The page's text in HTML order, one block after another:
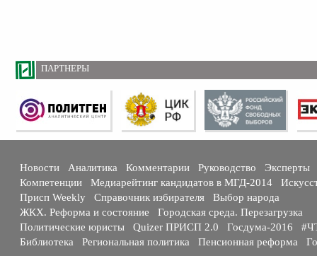
ПАРТНЕРЫ
Новости Аналитика Комментарии Руководство
Эксперты
Компетенции
Медиарейтинг кандидатов в МГД-2014
Присп Weekly
Справочник избирателя
Выбор народа
ЖКХ. Реформа и состояние
Городская среда. Перезагрузка
Политические юристы
Quizer ПРИСП 2.0 Госдума-2016
Библиотека
Региональная политика Пенсионная реформа